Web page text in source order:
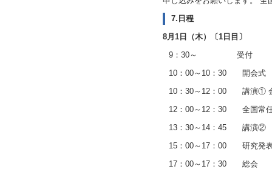
7.日程
8月1日（木）〔1日目〕
9：30～ 受付
10：00～10：30 開会式
10：30～12：00 講演①
12：00～12：30 全国常
13：30～14：45 講演②
15：00～17：00 研究発表
17：00～17：30 総会